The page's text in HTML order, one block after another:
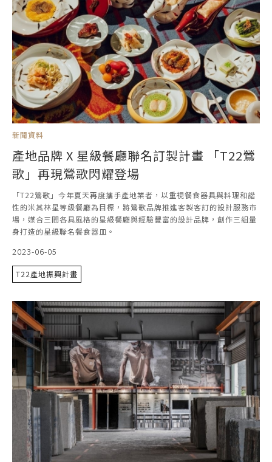
新聞資料
產地品牌 X 星級餐廳聯名訂製計畫 「T22鶯
歌」再現鶯歌閃耀登場
「T22鶯歌」今年夏天再度攜手產地業者，以重視餐食器具與料理和諧
性的米其林星等級餐廳為目標，將鶯歌品牌推進客製客訂的設計服務市
場，媒合三間各具風格的星級餐廳與經驗豐富的設計品牌，創作三組量
身打造的星級聯名餐食器皿。
2023-06-05
T22產地振興計畫